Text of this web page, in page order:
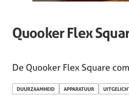
Quooker Flex
De Quooker Flex Square
DUURZAAMHEID APPARATUUR